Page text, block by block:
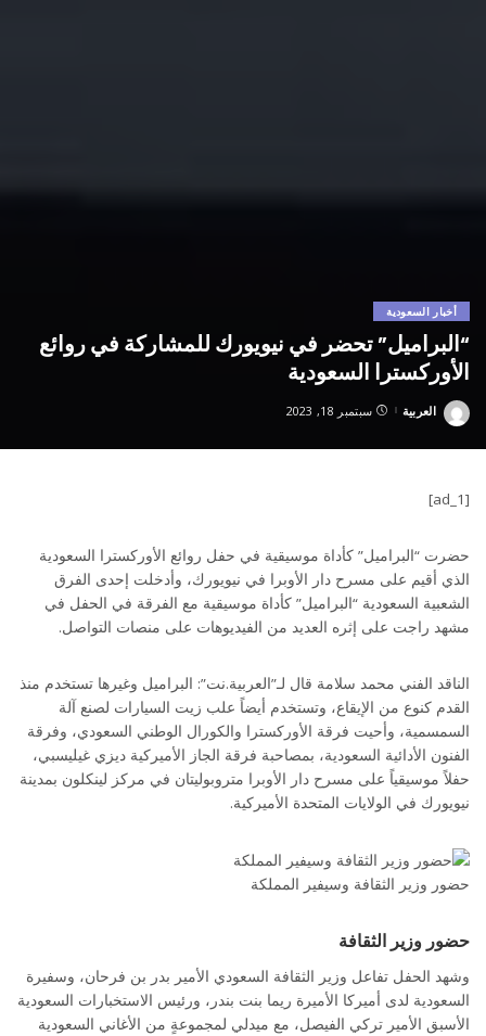
أخبار السعودية
“البراميل” تحضر في نيويورك للمشاركة في روائع
الأوركسترا السعودية
Posted
العربية سبتمبر 18, 2023
[ad_1]
حضرت “البراميل” كأداة موسيقية في حفل روائع الأوركسترا السعودية‬⁩
الذي أقيم على مسرح دار الأوبرا في نيويورك، وأدخلت إحدى الفرق
الشعبية السعودية “البراميل” كأداة موسيقية مع الفرقة في الحفل في
مشهد راجت على إثره العديد من الفيديوهات على منصات التواصل.
الناقد الفني محمد سلامة قال لـ”العربية.نت”: البراميل وغيرها تستخدم منذ
القدم كنوع من الإيقاع، وتستخدم أيضاً علب زيت السيارات لصنع آلة
السمسمية، وأحيت فرقة الأوركسترا والكورال الوطني السعودي، وفرقة
الفنون الأدائية السعودية، بمصاحبة فرقة الجاز الأميركية ديزي غيليسبي،
حفلاً موسيقياً على مسرح دار الأوبرا متروبوليتان في مركز لينكلون بمدينة
نيويورك في الولايات المتحدة الأميركية.
حضور وزير الثقافة وسيفير المملكة
حضور وزير الثقافة
وشهد الحفل تفاعل وزير الثقافة السعودي الأمير بدر بن فرحان، وسفيرة
السعودية لدى أميركا الأميرة ريما بنت بندر، ورئيس الاستخبارات السعودية
الأسبق الأمير تركي الفيصل، مع ميدلي لمجموعةٍ من الأغاني السعودية